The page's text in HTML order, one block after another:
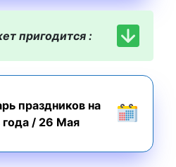
пригодится :
праздников на
/ 26 Мая